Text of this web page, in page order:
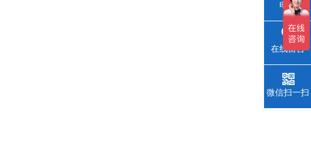
电话
在线留言
微信扫一扫